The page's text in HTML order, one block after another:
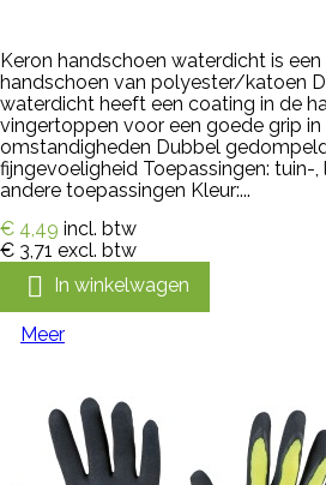
Keron handschoen waterdicht is
handschoen van polyester/katoen
waterdicht heeft een coating in de
vingertoppen voor een goede grip
omstandigheden Dubbel
fijngevoeligheid Toepassingen: tuin-
andere toepassingen Kleur:...
€ 4,49 incl. btw
€ 3,71 excl. btw
 In winkelwagen
Meer